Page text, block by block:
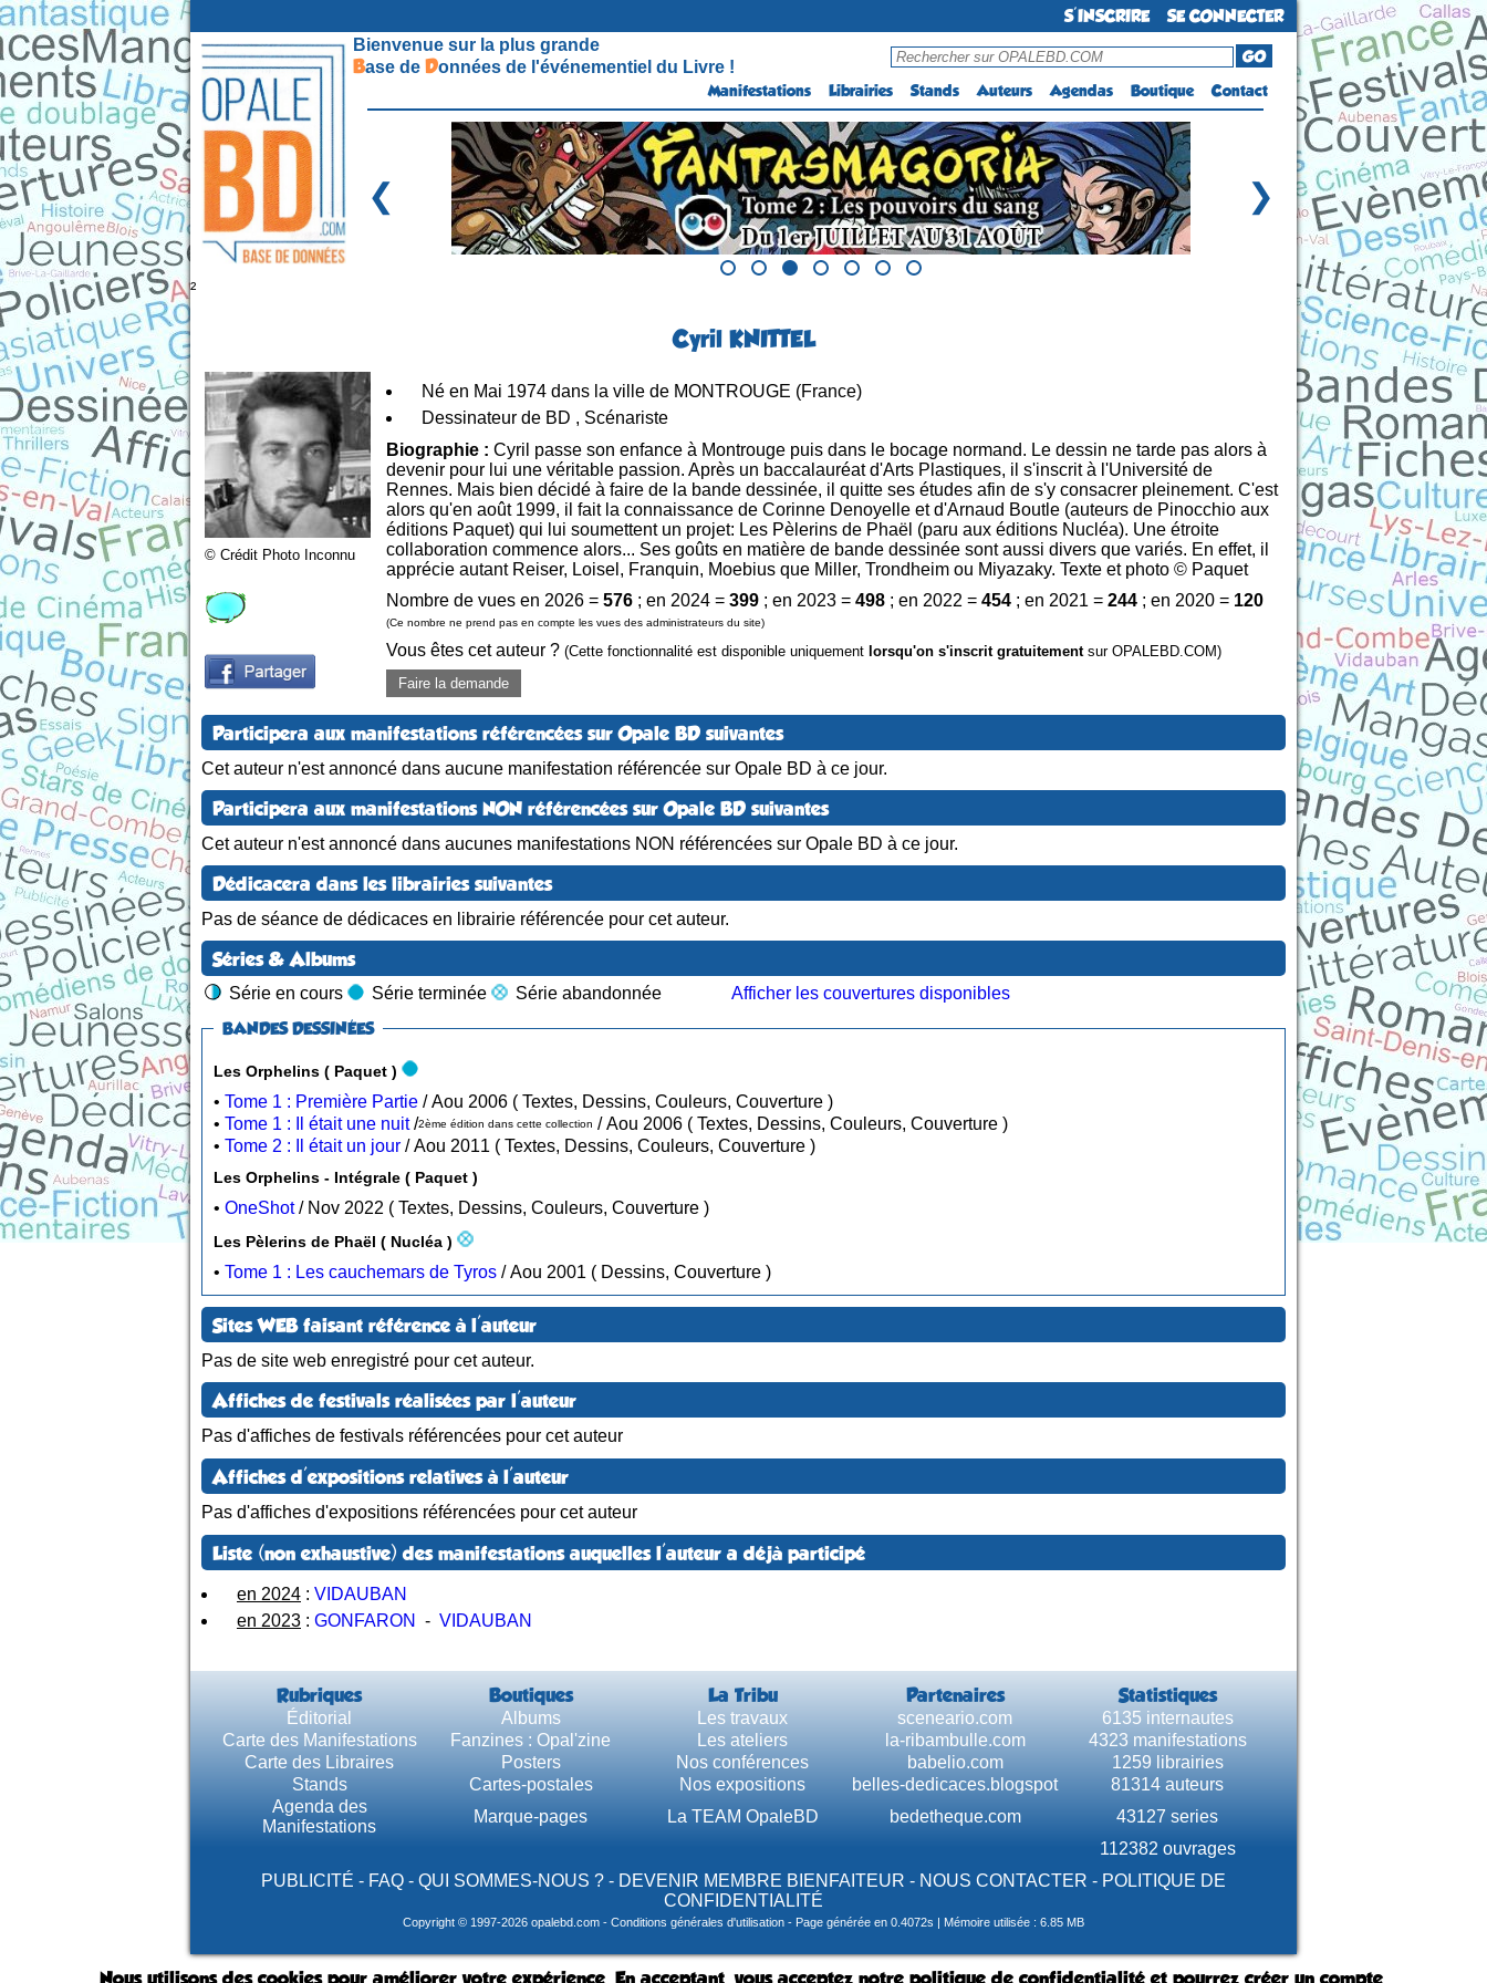
S'INSCRIRE
SE CONNECTER
Bienvenue sur la plus grande
Base de Données de l'événementiel du Livre !
GO
Manifestations
Librairies Stands Auteurs Agendas Boutique Contact
❮ ❯
²
Cyril KNITTEL
© Crédit Photo Inconnu
Né en Mai 1974 dans la ville de MONTROUGE (France)
Dessinateur de BD , Scénariste
Biographie : Cyril passe son enfance à Montrouge puis dans le bocage normand. Le dessin ne tarde pas alors à
devenir pour lui une véritable passion. Après un baccalauréat d'Arts Plastiques, il s'inscrit à l'Université de
Rennes. Mais bien décidé à faire de la bande dessinée, il quitte ses études afin de s'y consacrer pleinement. C'est
alors qu'en août 1999, il fait la connaissance de Corinne Denoyelle et d'Arnaud Boutle (auteurs de Pinocchio aux
éditions Paquet) qui lui soumettent un projet: Les Pèlerins de Phaël (paru aux éditions Nucléa). Une étroite
collaboration commence alors... Ses goûts en matière de bande dessinée sont aussi divers que variés. En effet, il
apprécie autant Reiser, Loisel, Franquin, Moebius que Miller, Trondheim ou Miyazaky. Texte et photo © Paquet
Nombre de vues en 2026 = 576 ; en 2024 = 399 ; en 2023 = 498 ; en 2022 = 454 ; en 2021 = 244 ; en 2020 = 120
(Ce nombre ne prend pas en compte les vues des administrateurs du site)
Vous êtes cet auteur ? (Cette fonctionnalité est disponible uniquement lorsqu'on s'inscrit gratuitementsur OPALEBD.COM)
Faire la demande
Participera aux manifestations référencées sur Opale BD suivantes
Cet auteur n'est annoncé dans aucune manifestation référencée sur Opale BD à ce jour.
Participera aux manifestations NON référencées sur Opale BD suivantes
Cet auteur n'est annoncé dans aucunes manifestations NON référencées sur Opale BD à ce jour.
Dédicacera dans les librairies suivantes
Pas de séance de dédicaces en librairie référencée pour cet auteur.
Séries & Albums
Série en cours Série terminée Série abandonnée
Afficher les couvertures disponibles
BANDES DESSINÉES
Les Orphelins ( Paquet )
• Tome 1 : Première Partie
/ Aou 2006 ( Textes, Dessins, Couleurs, Couverture )
• Tome 1 : Il était une nuit/2ème édition dans cette collection
/ Aou 2006 ( Textes, Dessins, Couleurs, Couverture )
• Tome 2 : Il était un jour / Aou 2011 ( Textes, Dessins, Couleurs, Couverture )
Les Orphelins - Intégrale ( Paquet )
• OneShot / Nov 2022 ( Textes, Dessins, Couleurs, Couverture )
Les Pèlerins de Phaël ( Nucléa )
• Tome 1 : Les cauchemars de Tyros / Aou 2001 ( Dessins, Couverture )
Sites WEB faisant référence à l'auteur
Pas de site web enregistré pour cet auteur.
Affiches de festivals réalisées par l'auteur
Pas d'affiches de festivals référencées pour cet auteur
Affiches d'expositions relatives à l'auteur
Pas d'affiches d'expositions référencées pour cet auteur
Liste (non exhaustive) des manifestations auquelles l'auteur a déjà participé
en 2024 : VIDAUBAN
en 2023 : GONFARON - VIDAUBAN
Rubriques Boutiques La Tribu Partenaires Statistiques
Éditorial Albums Les travaux sceneario.com
6135 internautes
Carte des Manifestations
Fanzines : Opal'zine Les ateliers la-ribambulle.com
4323 manifestations
Carte des Libraires
Posters Nos conférences babelio.com
1259 librairies
Stands
Cartes-postales Nos expositions belles-dedicaces.blogspot
81314 auteurs
Agenda des
Manifestations
Marque-pages La TEAM OpaleBD bedetheque.com
43127 series
112382 ouvrages
PUBLICITÉ - FAQ - QUI SOMMES-NOUS ? - DEVENIR MEMBRE BIENFAITEUR - NOUS CONTACTER - POLITIQUE DE
CONFIDENTIALITÉ
Copyright © 1997-2026 opalebd.com - Conditions générales d'utilisation - Page générée en 0.4072s | Mémoire utilisée : 6.85 MB
Nous utilisons des cookies pour améliorer votre expérience. En acceptant, vous acceptez notre politique de confidentialité et pourrez créer un compte.